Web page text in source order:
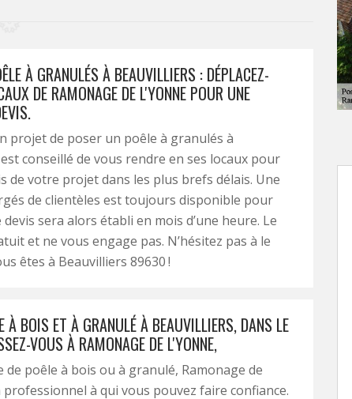
À GRANULÉS À BEAUVILLIERS : DÉPLACEZ-
DE RAMONAGE DE L'YONNE POUR UNE
projet de poser un poêle à granulés à
conseillé de vous rendre en ses locaux pour
de votre projet dans les plus brefs délais. Une
de clientèles est toujours disponible pour
sera alors établi en mois d’une heure. Le
et ne vous engage pas. N’hésitez pas à le
êtes à Beauvilliers 89630 !
À BOIS ET À GRANULÉ À BEAUVILLIERS, DANS LE
VOUS À RAMONAGE DE L'YONNE,
de poêle à bois ou à granulé, Ramonage de
à qui vous pouvez faire confiance.